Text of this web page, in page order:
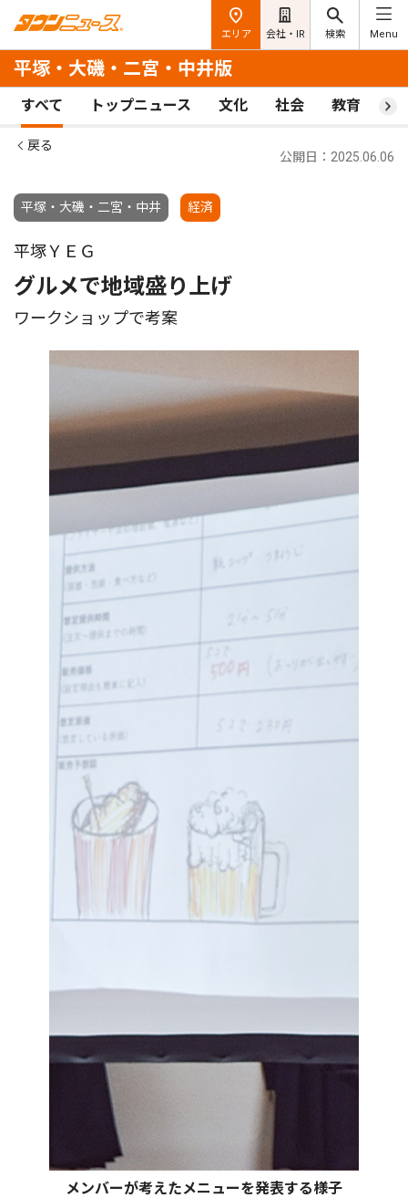
エリア 会社・IR 検索 Menu
平塚・大磯・二宮・中井版
すべて トップニュース 文化 社会 教育 ス
戻る
平塚・大磯・二宮・中井 経済
公開日：2025.06.06
平塚ＹＥＧ
グルメで地域盛り上げ
ワークショップで考案
メンバーが考えたメニューを発表する様子